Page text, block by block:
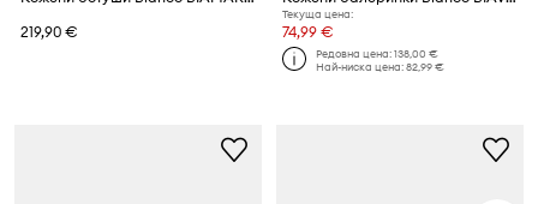
219,90 €
Текуща цена:
74,99 €
Редовна цена:138,00 €
Най-ниска цена:82,99 €